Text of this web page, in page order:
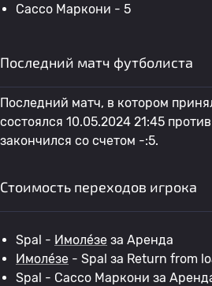
Сассо Маркони - 5
Последний матч футболиста
Последний матч, в котором
состоялся 10.05.2024 21:45 против
закончился со счетом -:5.
Стоимость переходов игрока
Spal - Имоле́зе за Аренда
Имоле́зе - Spal за Return from
Spal - Сассо Маркони за